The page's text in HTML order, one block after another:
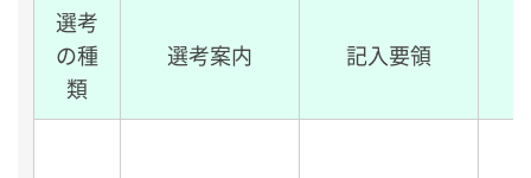
選考
の種
類
選考案内 記入要領